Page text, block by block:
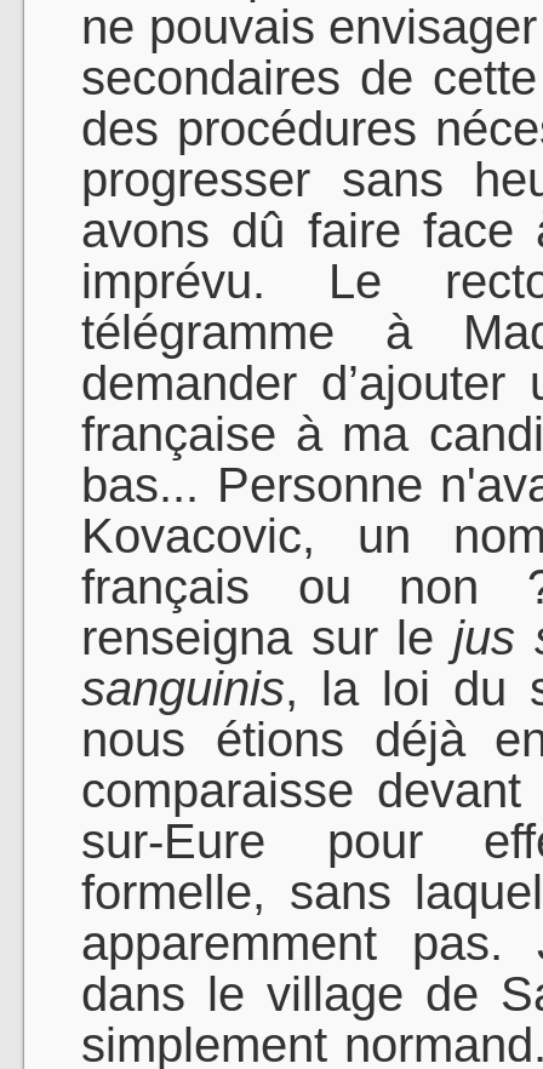
ne pouvais
secondaires de
des procédures
progresser sans
avons dû faire face
imprévu. Le
télégramme à
demander
française à ma
bas... Personne
Kovacovic, un
français ou non
renseigna sur le jus
sanguinis, la loi du
nous étions déjà
comparaisse
sur-Eure pour
formelle, sans
apparemment pas.
dans le village de
simplement